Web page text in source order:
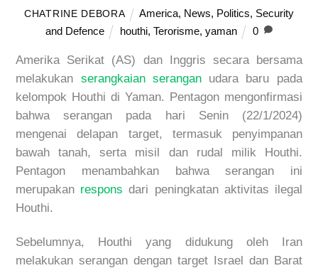
CHATRINE DEBORA America, News, Politics, Security
and Defence
houthi, Terorisme, yaman 0
Amerika Serikat (AS) dan Inggris secara bersama
melakukan serangkaian seranganudara baru pada
kelompok Houthi di Yaman. Pentagon mengonfirmasi
bahwa serangan pada hari Senin (22/1/2024)
mengenai delapan target, termasuk penyimpanan
bawah tanah, serta misil dan rudal milik Houthi.
Pentagon menambahkan bahwa serangan ini
merupakan respons dari peningkatan aktivitas ilegal
Houthi.
Sebelumnya, Houthi yang didukung oleh Iran
melakukan serangan dengan target Israel dan Barat